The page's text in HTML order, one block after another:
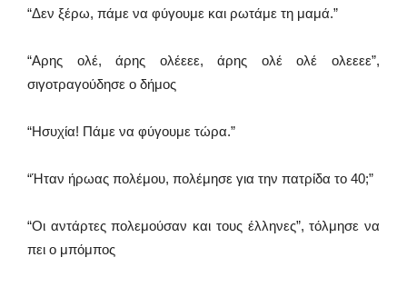
“Δεν ξέρω, πάμε να φύγουμε και ρωτάμε τη μαμά.”
“Αρης ολέ, άρης ολέεεε, άρης ολέ ολέ ολεεεε”,
σιγοτραγούδησε ο δήμος
“Ησυχία! Πάμε να φύγουμε τώρα.”
“Ήταν ήρωας πολέμου, πολέμησε για την πατρίδα το 40;”
“Οι αντάρτες πολεμούσαν και τους έλληνες”, τόλμησε να
πει ο μπόμπος